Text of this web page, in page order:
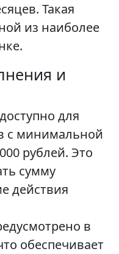
Такая
из наиболее
и
для
с минимальной
рублей. Это
сумму
действия
в
обеспечивает